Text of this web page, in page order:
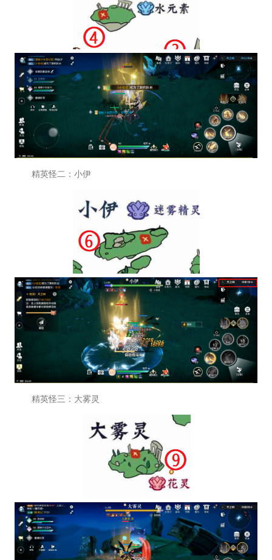
精英怪二：小伊
精英怪三：大雾灵